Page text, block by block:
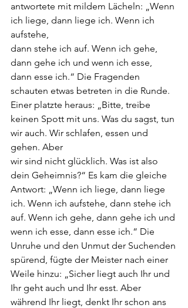
antwortete mit mildem Lächeln: „Wenn
ich liege, dann liege ich. Wenn ich
aufstehe,
dann stehe ich auf. Wenn ich gehe,
dann gehe ich und wenn ich esse,
dann esse ich.“ Die Fragenden
schauten etwas betreten in die Runde.
Einer platzte heraus: „Bitte, treibe
keinen Spott mit uns. Was du sagst, tun
wir auch. Wir schlafen, essen und
gehen. Aber
wir sind nicht glücklich. Was ist also
dein Geheimnis?“ Es kam die gleiche
Antwort: „Wenn ich liege, dann liege
ich. Wenn ich aufstehe, dann stehe ich
auf. Wenn ich gehe, dann gehe ich und
wenn ich esse, dann esse ich.“ Die
Unruhe und den Unmut der Suchenden
spürend, fügte der Meister nach einer
Weile hinzu: „Sicher liegt auch Ihr und
Ihr geht auch und Ihr esst. Aber
während Ihr liegt, denkt Ihr schon ans